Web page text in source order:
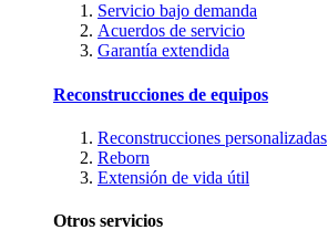
Servicio bajo demanda
Acuerdos de servicio
Garantía extendida
Reconstrucciones de equipos
Reconstrucciones personalizadas
Reborn
Extensión de vida útil
Otros servicios